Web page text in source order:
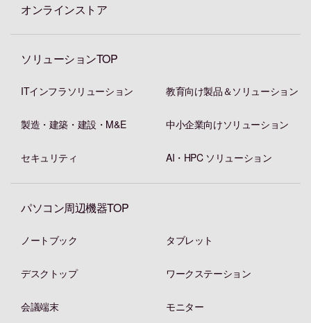
オンラインストア
ソリューションTOP
ITインフラソリューション 教育向け製品＆ソリューション
製造・建築・建設・M&E 中小企業向けソリューション
セキュリティ AI・HPC ソリューション
パソコン周辺機器TOP
ノートブック タブレット
デスクトップ ワークステーション
会議端末 モニター